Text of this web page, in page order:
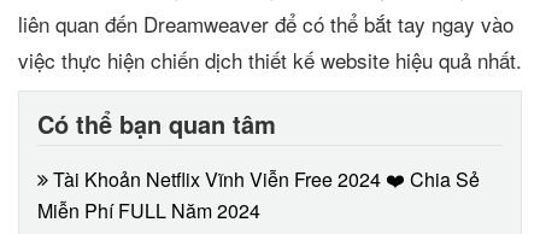
liên quan đến Dreamweaver để có thể bắt tay ngay vào
việc thực hiện chiến dịch thiết kế website hiệu quả nhất.
Có thể bạn quan tâm
Tài Khoản Netflix Vĩnh Viễn Free 2024 ❤️ Chia Sẻ
Miễn Phí FULL Năm 2024